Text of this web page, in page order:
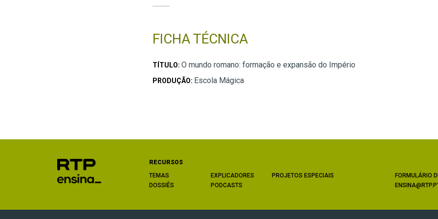
FICHA TÉCNICA
TÍTULO: O mundo romano: formação e expansão do Império
PRODUÇÃO: Escola Mágica
RECURSOS
TEMAS
DOSSIÊS
EXPLICADORES
PODCASTS
PROJETOS ESPECIAIS
FORMULÁRIO